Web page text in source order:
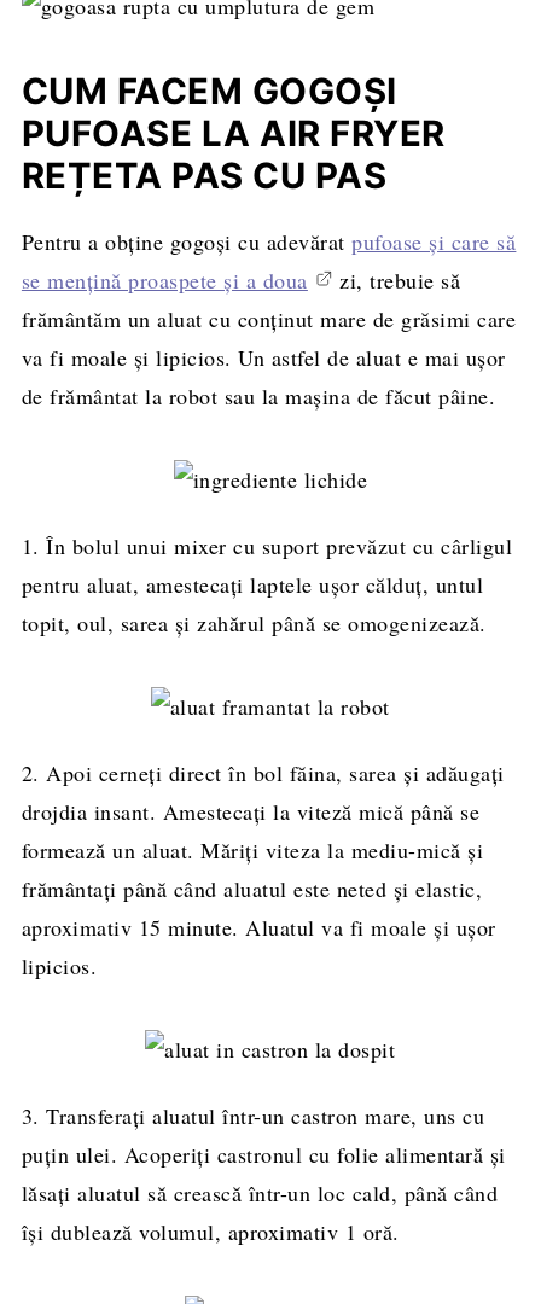
CUM FACEM GOGOȘI
PUFOASE LA AIR FRYER
REȚETA PAS CU PAS
Pentru a obține gogoși cu adevăratpufoase și care să
se mențină proaspete și a doua
zi, trebuie să
frământăm un aluat cu conținut mare de grăsimi care
va fi moale și lipicios. Un astfel de aluat e mai ușor
de frământat la robot sau la mașina de făcut pâine.
1. În bolul unui mixer cu suport prevăzut cu cârligul
pentru aluat, amestecați laptele ușor călduț, untul
topit, oul, sarea și zahărul până se omogenizează.
2. Apoi cerneți direct în bol făina, sarea și adăugați
drojdia insant. Amestecați la viteză mică până se
formează un aluat. Măriți viteza la mediu-mică și
frământați până când aluatul este neted și elastic,
aproximativ 15 minute. Aluatul va fi moale și ușor
lipicios.
3. Transferați aluatul într-un castron mare, uns cu
puțin ulei. Acoperiți castronul cu folie alimentară și
lăsați aluatul să crească într-un loc cald, până când
își dublează volumul, aproximativ 1 oră.